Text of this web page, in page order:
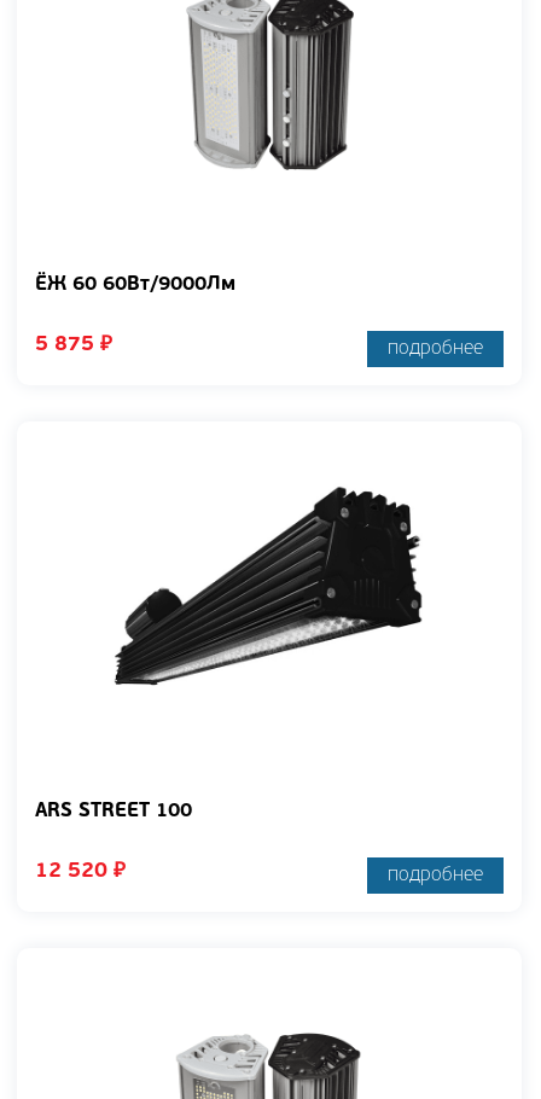
ЁЖ 60 60Вт/9000Лм
5 875 ₽ подробнее
ARS STREET 100
12 520 ₽ подробнее